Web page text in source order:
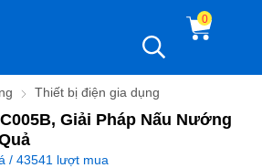
0
Thiết bị điện gia dụng
Giải Pháp Nấu Nướng
/ 43541 lượt mua